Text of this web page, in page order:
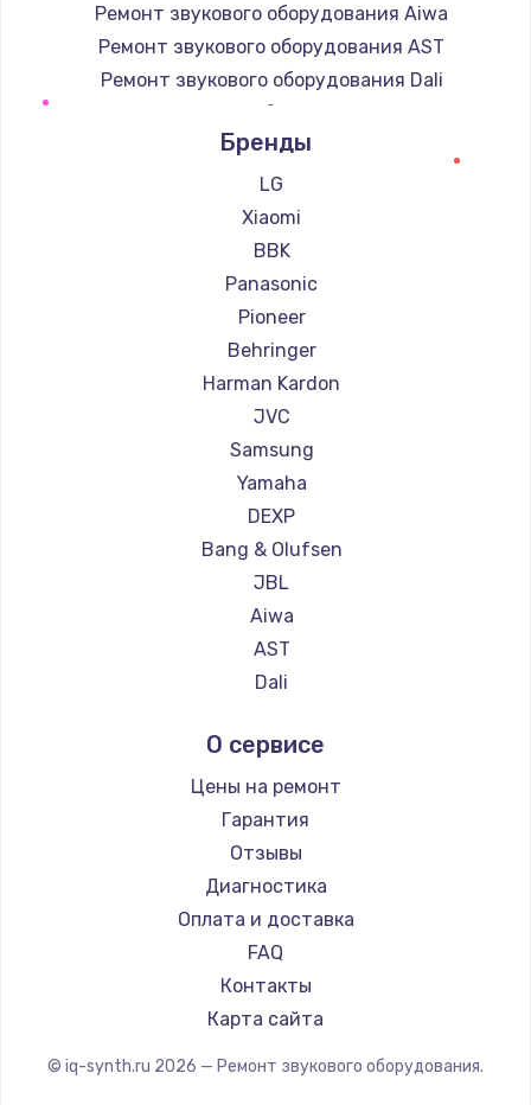
Ремонт звукового оборудования Aiwa
Ремонт звукового оборудования AST
Ремонт звукового оборудования Dali
Ремонт звукового оборудования Marshall
Ремонт звукового оборудования Supra
Бренды
LG
Xiaomi
BBK
Panasonic
Pioneer
Behringer
Harman Kardon
JVC
Samsung
Yamaha
DEXP
Bang & Olufsen
JBL
Aiwa
AST
Dali
Supra
О сервисе
Цены на ремонт
Гарантия
Отзывы
Диагностика
Оплата и доставка
FAQ
Контакты
Карта сайта
© iq-synth.ru 2026 — Ремонт звукового оборудования.